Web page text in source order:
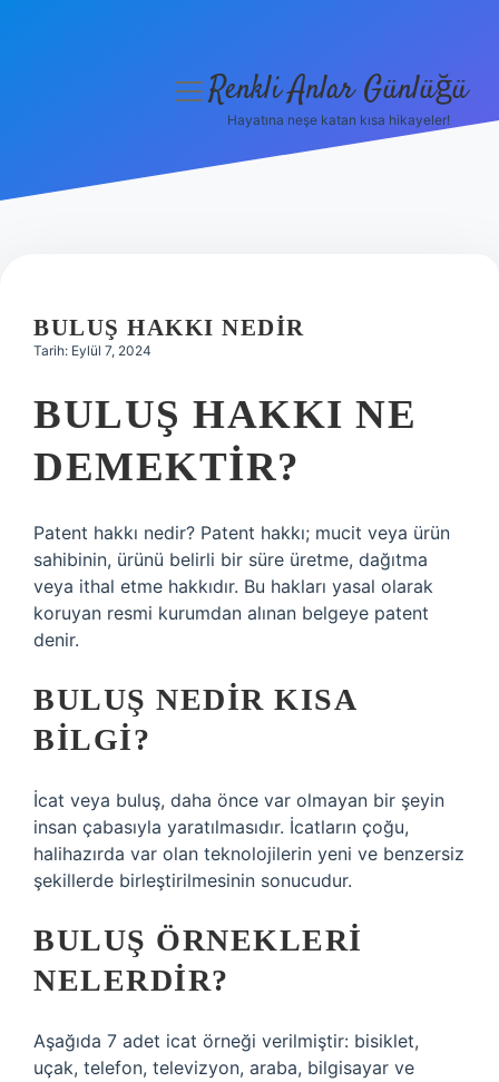
Hakkımızda
menüyüRenkli Anlar Günlüğü
Hayatına neşe katan kısa hikayeler!
BULUŞ HAKKI NEDIR
Tarih: Eylül 7, 2024
BULUŞ HAKKI NE
DEMEKTIR?
Patent hakkı nedir? Patent hakkı; mucit veya ürün
sahibinin, ürünü belirli bir süre üretme, dağıtma
veya ithal etme hakkıdır. Bu hakları yasal olarak
koruyan resmi kurumdan alınan belgeye patent
denir.
BULUŞ NEDIR KISA
BILGI?
İcat veya buluş, daha önce var olmayan bir şeyin
insan çabasıyla yaratılmasıdır. İcatların çoğu,
halihazırda var olan teknolojilerin yeni ve benzersiz
şekillerde birleştirilmesinin sonucudur.
BULUŞ ÖRNEKLERI
NELERDIR?
Aşağıda 7 adet icat örneği verilmiştir: bisiklet,
uçak, telefon, televizyon, araba, bilgisayar ve